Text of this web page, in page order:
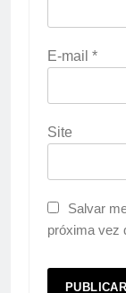
E-mail *
Site
Salvar
próxima vez